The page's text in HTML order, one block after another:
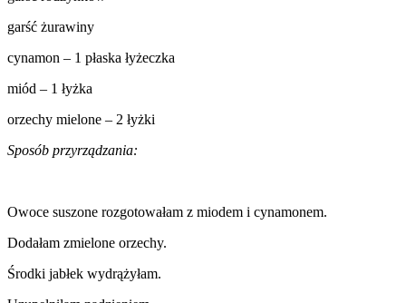
garść żurawiny
cynamon – 1 płaska łyżeczka
miód – 1 łyżka
orzechy mielone – 2 łyżki
Sposób przyrządzania:
Owoce suszone rozgotowałam z miodem i cynamonem.
Dodałam zmielone orzechy.
Środki jabłek wydrążyłam.